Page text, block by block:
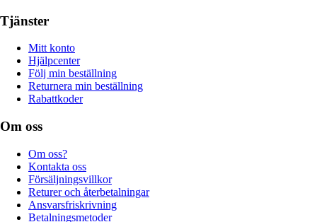
Tjänster
Mitt konto
Hjälpcenter
Följ min beställning
Returnera min beställning
Rabattkoder
Om oss
Om oss?
Kontakta oss
Försäljningsvillkor
Returer och återbetalningar
Ansvarsfriskrivning
Betalningsmetoder